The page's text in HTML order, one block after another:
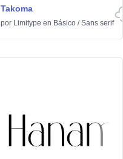
Takoma
por Limitype en Básico /Sans serif